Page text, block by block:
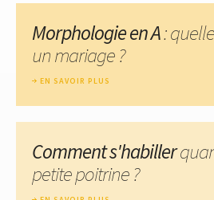
Morphologie en A:
un mariage ?
EN SAVOIR PLUS
Comment s'habiller
petite poitrine ?